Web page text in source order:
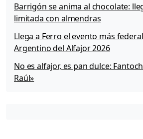
Barrigón se anima al chocolate:
limitada con almendras
Llega a Ferro el evento más
Argentino del Alfajor 2026
No es alfajor, es pan dulce:
Raúl»